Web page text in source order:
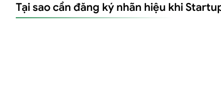
Vụ kiện tranh chấp nhãn hiệu “SUPER MAXILITE” và “SUPER
Tại sao cần đăng ký nhãn hiệu khi